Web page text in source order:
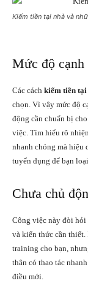
Kiếm tiền tại nhà và
Mức độ cạnh
Các cách kiếm tiền tại
chọn. Vì vậy mức độ
động cần chuẩn bị
việc. Tìm hiểu rõ
nhanh chóng mà hiệu
tuyển dụng để bạn
Chưa chủ
Công việc này đòi hỏi
và kiến thức cần thiết.
training cho bạn,
thân có thao tác
điều mới.